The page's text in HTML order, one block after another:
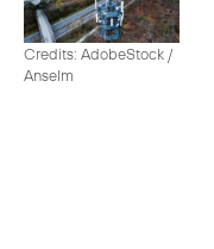
Credits: AdobeStock /
Anselm